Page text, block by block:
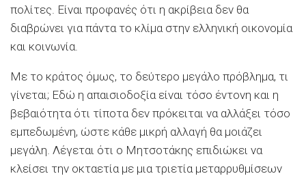
πολίτες. Είναι προφανές ότι η ακρίβεια δεν θα
διαβρώνει για πάντα το κλίμα στην ελληνική οικονομία
και κοινωνία.
Με το κράτος όμως, το δεύτερο μεγάλο πρόβλημα, τι
γίνεται; Εδώ η απαισιοδοξία είναι τόσο έντονη και η
βεβαιότητα ότι τίποτα δεν πρόκειται να αλλάξει τόσο
εμπεδωμένη, ώστε κάθε μικρή αλλαγή θα μοιάζει
μεγάλη. Λέγεται ότι ο Μητσοτάκης επιδιώκει να
κλείσει την οκταετία με μια τριετία μεταρρυθμίσεων